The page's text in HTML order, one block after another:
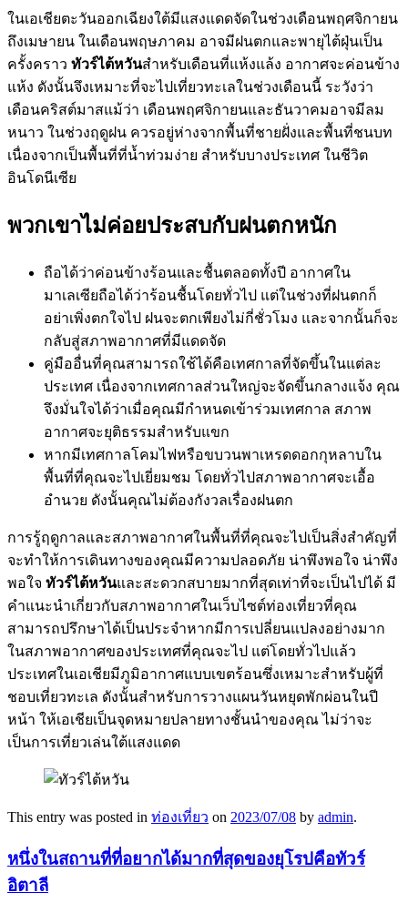
ในเอเชียตะวันออกเฉียงใต้มีแสงแดดจัดในช่วงเดือนพฤศจิกายน
ถึงเมษายน ในเดือนพฤษภาคม อาจมีฝนตกและพายุไต้ฝุ่นเป็น
ครั้งคราว ทัวร์ไต้หวันสำหรับเดือนที่แห้งแล้ง อากาศจะค่อนข้าง
แห้ง ดังนั้นจึงเหมาะที่จะไปเที่ยวทะเลในช่วงเดือนนี้ ระวังว่า
เดือนคริสต์มาสแม้ว่า เดือนพฤศจิกายนและธันวาคมอาจมีลม
หนาว ในช่วงฤดูฝน ควรอยู่ห่างจากพื้นที่ชายฝั่งและพื้นที่ชนบท
เนื่องจากเป็นพื้นที่ที่น้ำท่วมง่าย สำหรับบางประเทศ ในชีวิต
อินโดนีเซีย
พวกเขาไม่ค่อยประสบกับฝนตกหนัก
ถือได้ว่าค่อนข้างร้อนและชื้นตลอดทั้งปี อากาศใน
มาเลเซียถือได้ว่าร้อนชื้นโดยทั่วไป แต่ในช่วงที่ฝนตกก็
อย่าเพิ่งตกใจไป ฝนจะตกเพียงไม่กี่ชั่วโมง และจากนั้นก็จะ
กลับสู่สภาพอากาศที่มีแดดจัด
คู่มืออื่นที่คุณสามารถใช้ได้คือเทศกาลที่จัดขึ้นในแต่ละ
ประเทศ เนื่องจากเทศกาลส่วนใหญ่จะจัดขึ้นกลางแจ้ง คุณ
จึงมั่นใจได้ว่าเมื่อคุณมีกำหนดเข้าร่วมเทศกาล สภาพ
อากาศจะยุติธรรมสำหรับแขก
หากมีเทศกาลโคมไฟหรือขบวนพาเหรดดอกกุหลาบใน
พื้นที่ที่คุณจะไปเยี่ยมชม โดยทั่วไปสภาพอากาศจะเอื้อ
อำนวย ดังนั้นคุณไม่ต้องกังวลเรื่องฝนตก
การรู้ฤดูกาลและสภาพอากาศในพื้นที่ที่คุณจะไปเป็นสิ่งสำคัญที่
จะทำให้การเดินทางของคุณมีความปลอดภัย น่าพึงพอใจ น่าพึง
พอใจ ทัวร์ไต้หวันและสะดวกสบายมากที่สุดเท่าที่จะเป็นไปได้ มี
คำแนะนำเกี่ยวกับสภาพอากาศในเว็บไซต์ท่องเที่ยวที่คุณ
สามารถปรึกษาได้เป็นประจำหากมีการเปลี่ยนแปลงอย่างมาก
ในสภาพอากาศของประเทศที่คุณจะไป แต่โดยทั่วไปแล้ว
ประเทศในเอเชียมีภูมิอากาศแบบเขตร้อนซึ่งเหมาะสำหรับผู้ที่
ชอบเที่ยวทะเล ดังนั้นสำหรับการวางแผนวันหยุดพักผ่อนในปี
หน้า ให้เอเชียเป็นจุดหมายปลายทางชั้นนำของคุณ ไม่ว่าจะ
เป็นการเที่ยวเล่นใต้แสงแดด
This entry was posted in ท่องเที่ยว on 2023/07/08 by admin.
หนึ่งในสถานที่ที่อยากได้มากที่สุดของยุโรปคือทัวร์
อิตาลี